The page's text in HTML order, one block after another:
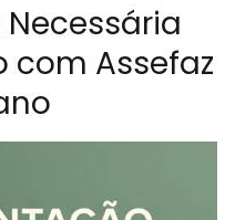
com Assefaz